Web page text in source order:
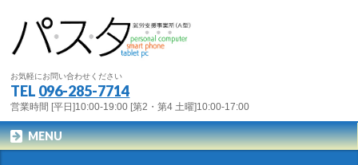
お気軽にお問い合わせください
TEL 096-285-7714
営業時間 [平日]10:00-19:00 [第2・第4 土曜]10:00-17:00
MENU